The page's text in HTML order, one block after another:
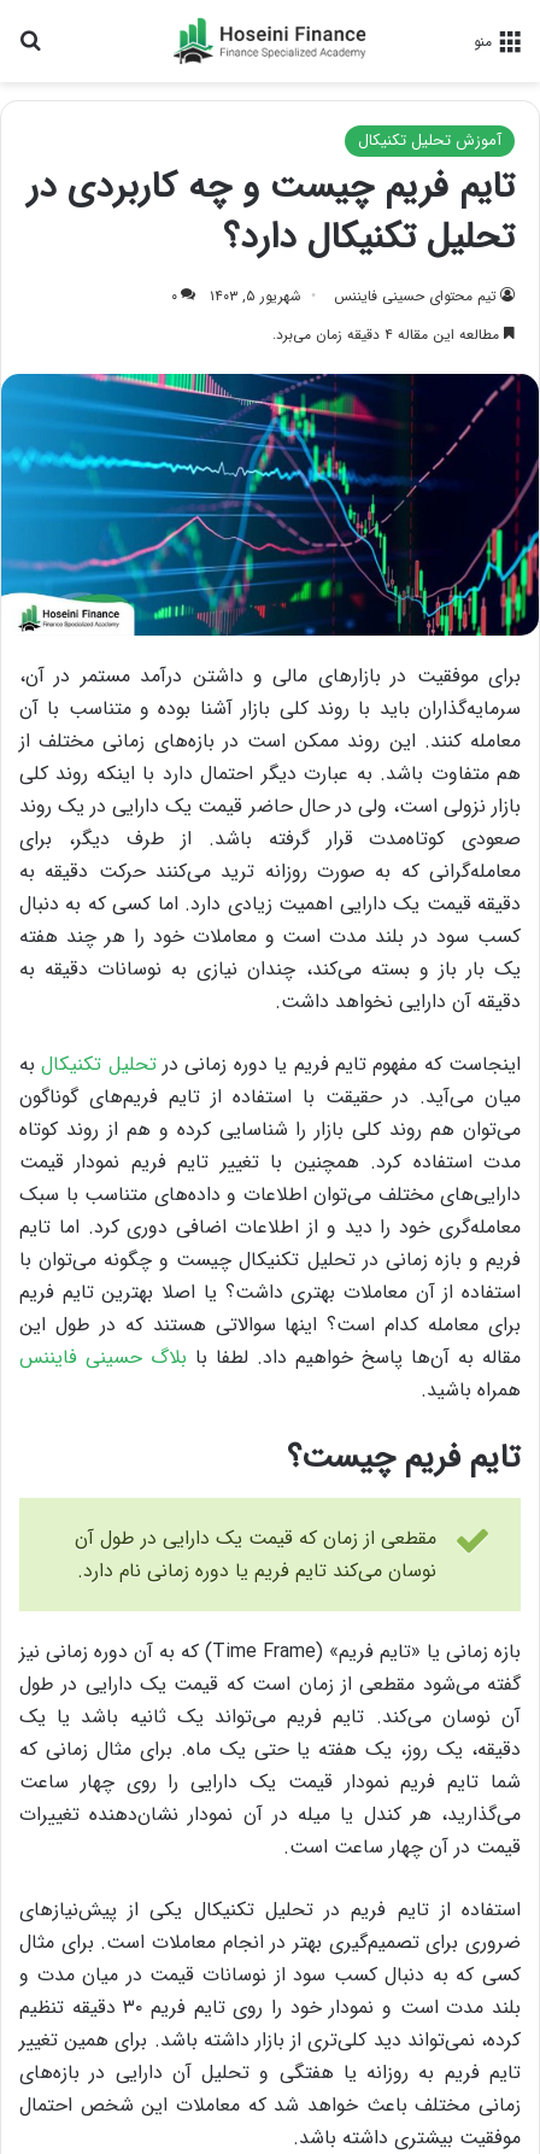
منو
آموزش تحلیل تکنیکال
تایم فریم چیست و چه کاربردی در
تحلیل تکنیکال دارد؟
تیم محتوای حسینی‌ فایننس شهریور ۵, ۱۴۰۳
۰
مطالعه این مقاله ۴ دقیقه زمان می‌برد.
برای موفقیت در بازارهای مالی و داشتن درآمد مستمر در آن،
سرمایه‌گذاران باید با روند کلی بازار آشنا بوده و متناسب با آن
معامله کنند. این روند ممکن است در بازه‌های زمانی مختلف از
هم متفاوت باشد. به عبارت دیگر احتمال دارد با اینکه روند کلی
بازار نزولی است، ولی در حال حاضر قیمت یک دارایی در یک روند
صعودی کوتاه‌مدت قرار گرفته باشد. از طرف دیگر، برای
معامله‌گرانی که به صورت روزانه ترید می‌کنند حرکت دقیقه به
دقیقه قیمت یک دارایی اهمیت زیادی دارد. اما کسی که به دنبال
کسب سود در بلند مدت است و معاملات خود را هر چند هفته
یک بار باز و بسته می‌کند، چندان نیازی به نوسانات دقیقه به
دقیقه آن دارایی نخواهد داشت.
اینجاست که مفهوم تایم فریم یا دوره زمانی درتحلیل تکنیکالبه
میان می‌آید. در حقیقت با استفاده از تایم فریم‌های گوناگون
می‌توان هم روند کلی بازار را شناسایی کرده و هم از روند کوتاه
مدت استفاده کرد. همچنین با تغییر تایم فریم نمودار قیمت
دارایی‌های مختلف می‌توان اطلاعات و داده‌های متناسب با سبک
معامله‌گری خود را دید و از اطلاعات اضافی دوری کرد. اما تایم
فریم و بازه زمانی در تحلیل تکنیکال چیست و چگونه می‌توان با
استفاده از آن معاملات بهتری داشت؟ یا اصلا بهترین تایم فریم
برای معامله کدام است؟ اینها سوالاتی هستند که در طول این
مقاله به آن‌ها پاسخ خواهیم داد. لطفا با بلاگ حسینی فایننس
همراه باشید.
تایم فریم چیست؟
مقطعی از زمان که قیمت یک دارایی در طول آن
نوسان می‌کند تایم فریم یا دوره زمانی نام دارد.
بازه زمانی یا «تایم فریم» (Time Frame) که به آن دوره زمانی نیز
گفته می‌شود مقطعی از زمان است که قیمت یک دارایی در طول
آن نوسان می‌کند. تایم فریم می‌تواند یک ثانیه باشد یا یک
دقیقه، یک روز، یک هفته یا حتی یک ماه. برای مثال زمانی که
شما تایم فریم نمودار قیمت یک دارایی را روی چهار ساعت
می‌گذارید، هر کندل یا میله در آن نمودار نشان‌دهنده تغییرات
قیمت در آن چهار ساعت است.
استفاده از تایم فریم در تحلیل تکنیکال یکی از پیش‌نیازهای
ضروری برای تصمیم‌گیری بهتر در انجام معاملات است. برای مثال
کسی که به دنبال کسب سود از نوسانات قیمت در میان ‌مدت و
بلند ‌مدت است و نمودار خود را روی تایم فریم ۳۰ دقیقه تنظیم
کرده، نمی‌تواند دید کلی‌تری از بازار داشته باشد. برای همین تغییر
تایم فریم به روزانه یا هفتگی و تحلیل آن دارایی در بازه‌های
زمانی مختلف باعث خواهد شد که معاملات این شخص احتمال
موفقیت بیشتری داشته باشد.